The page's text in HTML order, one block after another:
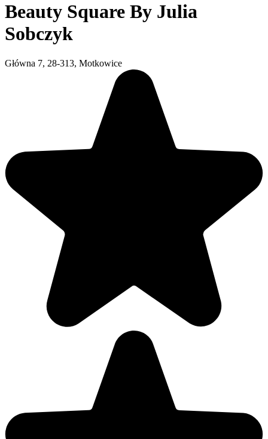
Beauty Square By Julia
Sobczyk
Główna 7, 28-313, Motkowice